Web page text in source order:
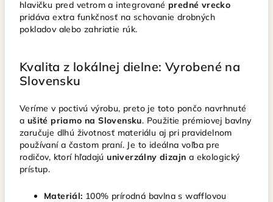
hlavičku pred vetrom a integrované predné vrecko
pridáva extra funkčnosť na schovanie drobných
pokladov alebo zahriatie rúk.
Kvalita z lokálnej dielne: Vyrobené na
Slovensku
Veríme v poctivú výrobu, preto je toto pončo navrhnuté
a ušité priamo na Slovensku. Použitie prémiovej bavlny
zaručuje dlhú životnosť materiálu aj pri pravidelnom
používaní a častom praní. Je to ideálna voľba pre
rodičov, ktorí hľadajú univerzálny dizajn a ekologický
prístup.
Materiál: 100% prírodná bavlna s wafflovou